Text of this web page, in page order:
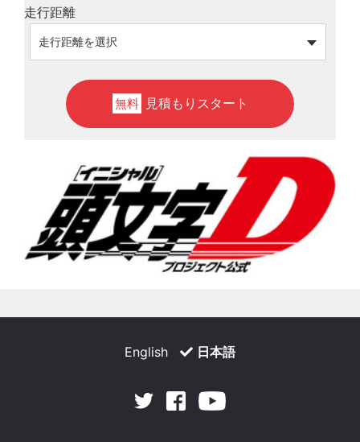
走行距離
無料 見積もりスタート
English 日本語
Twitter Facebook